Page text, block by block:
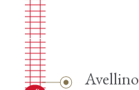
Avellino